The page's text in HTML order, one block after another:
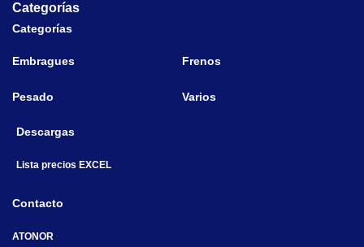
Categorías
Categorías
Embragues Frenos
Pesado Varios
Descargas
Lista precios EXCEL
Contacto
ATONOR